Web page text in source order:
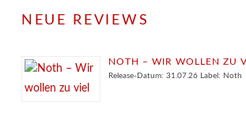
NEUE REVIEWS
NOTH – WIR WOLLEN ZU
Release-Datum: 31.07.26 Label: Noth